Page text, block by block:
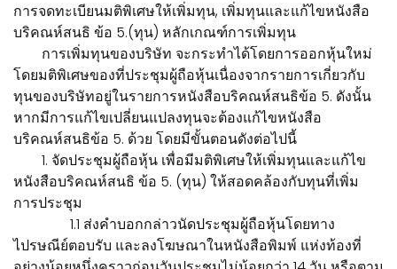
การจดทะเบียนมติพิเศษให้เพิ่มทุน, เพิ่มทุนและแก้ไขหนังสือ
บริคณห์สนธิ ข้อ 5.(ทุน) หลักเกณฑ์การเพิ่มทุน
การเพิ่มทุนของบริษัท จะกระทำได้โดยการออกหุ้นใหม่
โดยมติพิเศษของที่ประชุมผู้ถือหุ้นเนื่องจากรายการเกี่ยวกับ
ทุนของบริษัทอยู่ในรายการหนังสือบริคณห์สนธิข้อ 5. ดังนั้น
หากมีการแก้ไขเปลี่ยนแปลงทุนจะต้องแก้ไขหนังสือ
บริคณห์สนธิข้อ 5. ด้วย โดยมีขั้นตอนดังต่อไปนี้
1. จัดประชุมผู้ถือหุ้น เพื่อมีมติพิเศษให้เพิ่มทุนและแก้ไข
หนังสือบริคณห์สนธิ ข้อ 5. (ทุน) ให้สอดคล้องกับทุนที่เพิ่ม
การประชุม
1.1 ส่งคำบอกกล่าวนัดประชุมผู้ถือหุ้นโดยทาง
ไปรษณีย์ตอบรับ และลงโฆษณาในหนังสือพิมพ์ แห่งท้องที่